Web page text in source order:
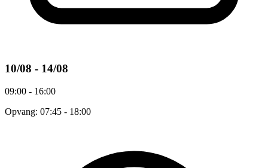
10/08 - 14/08
09:00 - 16:00
Opvang: 07:45 - 18:00